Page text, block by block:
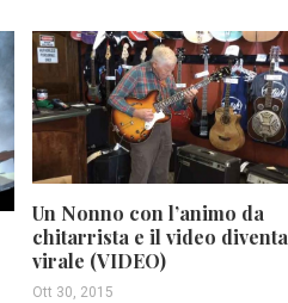
Un Nonno con l’animo da
chitarrista e il video diventa
virale (VIDEO)
Ott 30, 2015